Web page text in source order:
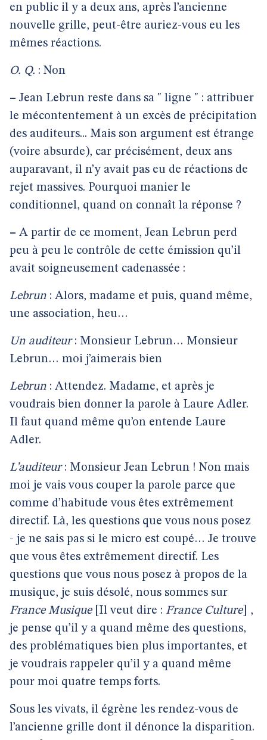
en public il y a deux ans, après l’ancienne
nouvelle grille, peut-être auriez-vous eu les
mêmes réactions.
O. Q. : Non
– Jean Lebrun reste dans sa " ligne " : attribuer
le mécontentement à un excès de précipitation
des auditeurs... Mais son argument est étrange
(voire absurde), car précisément, deux ans
auparavant, il n’y avait pas eu de réactions de
rejet massives. Pourquoi manier le
conditionnel, quand on connaît la réponse ?
– A partir de ce moment, Jean Lebrun perd
peu à peu le contrôle de cette émission qu’il
avait soigneusement cadenassée :
Lebrun : Alors, madame et puis, quand même,
une association, heu…
Un auditeur: Monsieur Lebrun… Monsieur
Lebrun… moi j’aimerais bien
Lebrun : Attendez. Madame, et après je
voudrais bien donner la parole à Laure Adler.
Il faut quand même qu’on entende Laure
Adler.
L’auditeur: Monsieur Jean Lebrun ! Non mais
moi je vais vous couper la parole parce que
comme d’habitude vous êtes extrêmement
directif. Là, les questions que vous nous posez
- je ne sais pas si le micro est coupé… Je trouve
que vous êtes extrêmement directif. Les
questions que vous nous posez à propos de la
musique, je suis désolé, nous sommes sur
France Musique[Il veut dire : France Culture] ,
je pense qu’il y a quand même des questions,
des problématiques bien plus importantes, et
je voudrais rappeler qu’il y a quand même
pour moi quatre temps forts.
Sous les vivats, il égrène les rendez-vous de
l’ancienne grille dont il dénonce la disparition.